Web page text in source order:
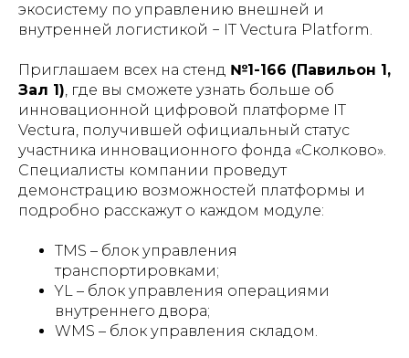
экосистему по управлению внешней и
внутренней логистикой − IT Vectura Platform.
Приглашаем всех на стенд №1-166 (Павильон 1,
Зал 1), где вы сможете узнать больше об
инновационной цифровой платформе IT
Vectura, получившей официальный статус
участника инновационного фонда «Сколково».
Специалисты компании проведут
демонстрацию возможностей платформы и
подробно расскажут о каждом модуле:
TMS – блок управления
транспортировками;
YL – блок управления операциями
внутреннего двора;
WMS – блок управления складом.